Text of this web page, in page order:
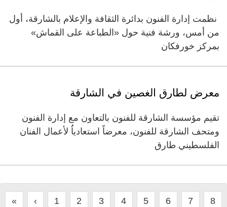
‏ ‏نظمت إدارة الفنون بدائرة الثقافة والإعلام بالشارقة، أول
من أمس، ورشة فنية حول «الطباعة على القماش»
بمركز خورفكان
‏معرض لطارق الغصين في الشارقة ‏
‏تقيم مؤسسة الشارقة للفنون بالتعاون مع إدارة الفنون
ومتحف الشارقة للفنون، معرضاً استعادياُ لأعمال الفنان
الفلسطيني طارق
« ‹ 1 2 3 4 5 6 7 8